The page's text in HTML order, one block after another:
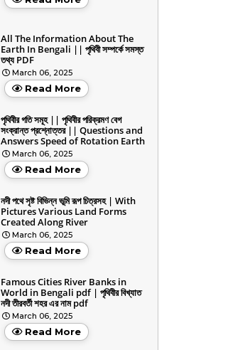
All The Information About The
Earth In Bengali || পৃথিবী সম্পর্কে সমস্ত
তথ্য PDF
March 06, 2025
Read More
পৃথিবীর গতি সমূহ || পৃথিবীর পরিক্রমণ বেগ
সংক্রান্ত প্রশ্নোত্তর || Questions and
Answers Speed of Rotation Earth
March 06, 2025
Read More
নদী পথে সৃষ্ট বিভিন্ন ভূমি রূপ চিত্রসহ | With
Pictures Various Land Forms
Created Along River
March 06, 2025
Read More
Famous Cities River Banks in
World in Bengali pdf | পৃথিবীর বিখ্যাত
নদী তীরবর্তী শহর এর নাম pdf
March 06, 2025
Read More